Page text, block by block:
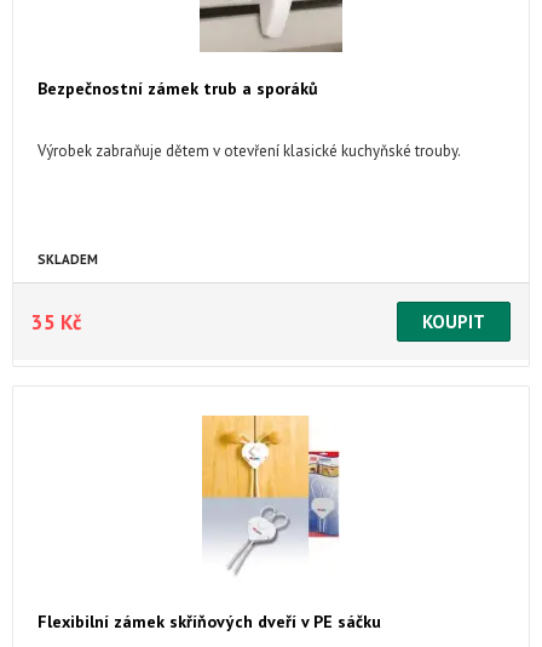
Bezpečnostní zámek trub a sporáků
Výrobek zabraňuje dětem v otevření klasické kuchyňské trouby.
SKLADEM
35 Kč
Flexibilní zámek skříňových dveří v PE sáčku